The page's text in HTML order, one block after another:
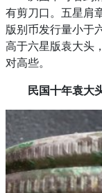
有剪刀口。五星肩
版别币发行量小于
高于六星版袁大头
对高些。
民国十年袁大